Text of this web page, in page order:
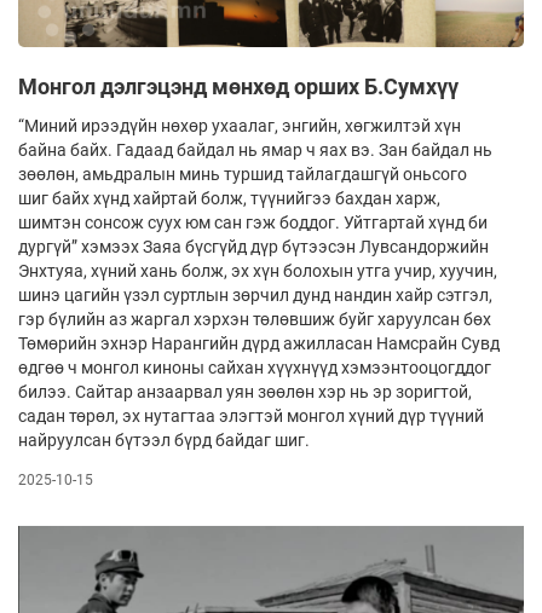
Монгол дэлгэцэнд мөнхөд орших Б.Сумхүү
“Миний ирээдүйн нөхөр ухаалаг, энгийн, хөгжилтэй хүн
байна байх. Гадаад байдал нь ямар ч яах вэ. Зан байдал нь
зөөлөн, амьдралын минь туршид тайлагдашгүй оньсого
шиг байх хүнд хайртай болж, түүнийгээ бахдан харж,
шимтэн сонсож суух юм сан гэж боддог. Уйтгартай хүнд би
дургүй” хэмээх Заяа бүсгүйд дүр бүтээсэн Лувсандоржийн
Энхтуяа, хүний хань болж, эх хүн болохын утга учир, хуучин,
шинэ цагийн үзэл суртлын зөрчил дунд нандин хайр сэтгэл,
гэр бүлийн аз жаргал хэрхэн төлөвшиж буйг харуулсан бөх
Төмөрийн эхнэр Нарангийн дүрд ажилласан Намсрайн Сувд
өдгөө ч монгол киноны сайхан хүүхнүүд хэмээнтооцогддог
билээ. Сайтар анзаарвал уян зөөлөн хэр нь эр зоригтой,
садан төрөл, эх нутагтаа элэгтэй монгол хүний дүр түүний
найруулсан бүтээл бүрд байдаг шиг.
2025-10-15